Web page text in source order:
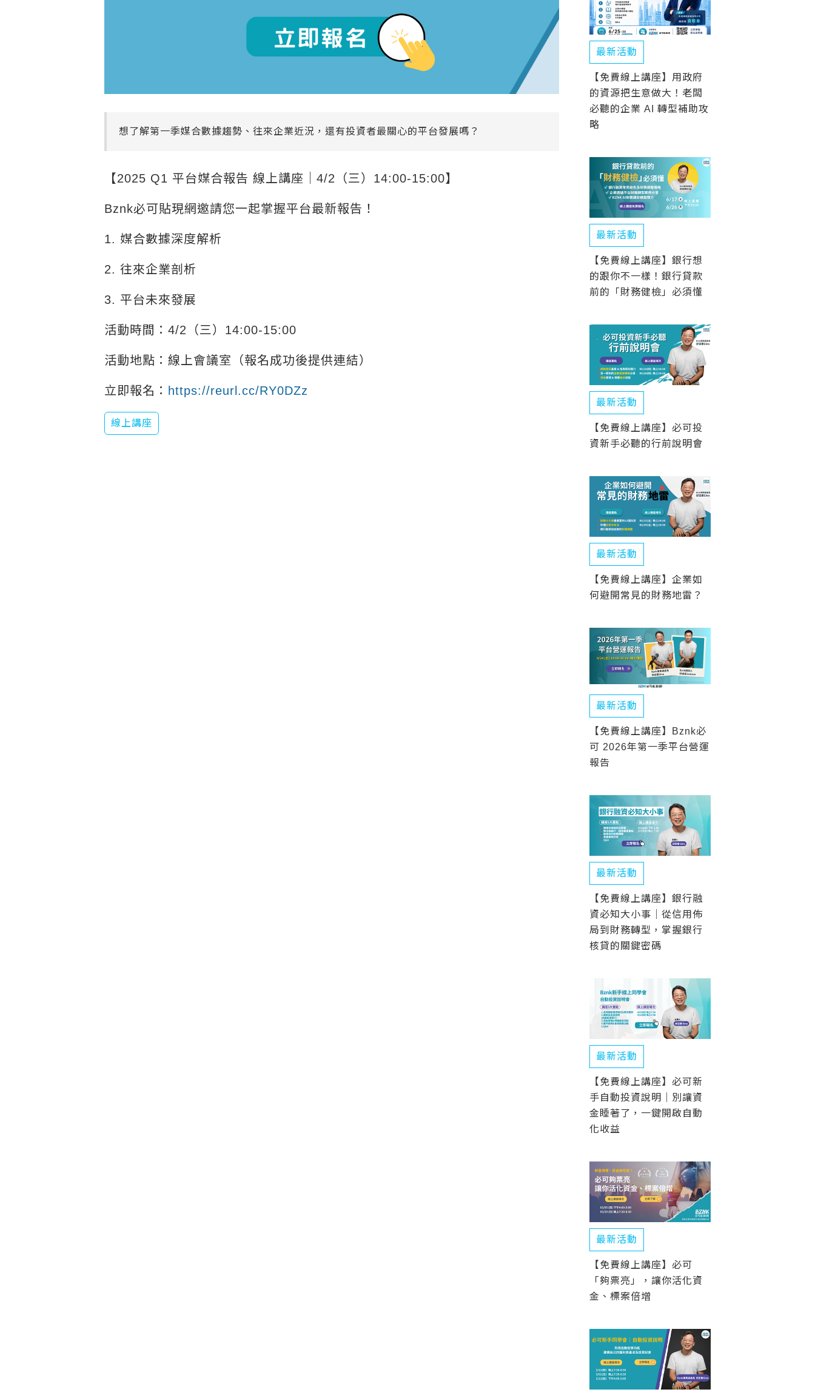
想了解第一季媒合數據趨勢、往來企業近況，還有投資者最關心的平台發展嗎？
【2025 Q1 平台媒合報告 線上講座｜4/2（三）14:00-15:00】
Bznk必可貼現網邀請您一起掌握平台最新報告！
1. 媒合數據深度解析
2. 往來企業剖析
3. 平台未來發展
活動時間：4/2（三）14:00-15:00
活動地點：線上會議室（報名成功後提供連結）
立即報名： https://reurl.cc/RY0DZz
線上講座
最新活動
【免費線上講座】用政府
的資源把生意做大！老闆
必聽的企業 AI 轉型補助攻
略
最新活動
【免費線上講座】銀行想
的跟你不一樣！銀行貸款
前的「財務健檢」必須懂
最新活動
【免費線上講座】必可投
資新手必聽的行前說明會
最新活動
【免費線上講座】企業如
何避開常見的財務地雷？
最新活動
【免費線上講座】Bznk必
可 2026年第一季平台營運
報告
最新活動
【免費線上講座】銀行融
資必知大小事｜從信用佈
局到財務轉型，掌握銀行
核貸的關鍵密碼
最新活動
【免費線上講座】必可新
手自動投資說明｜別讓資
金睡著了，一鍵開啟自動
化收益
最新活動
【免費線上講座】必可
「夠票亮」，讓你活化資
金、標案倍增